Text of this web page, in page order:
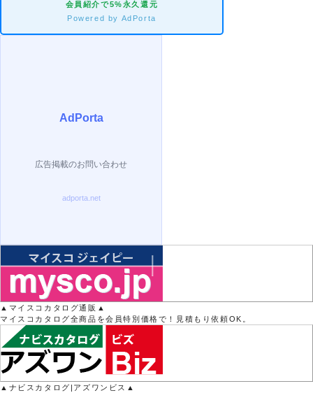
会員紹介で5%永久還元
Powered by AdPorta
▲マイスコカタログ通販▲
マイスコカタログ全商品を会員特別価格で！見積もり依頼OK。
▲ナビスカタログ|アズワンビス▲